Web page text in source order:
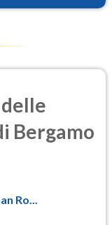
Bergamo
Ro...